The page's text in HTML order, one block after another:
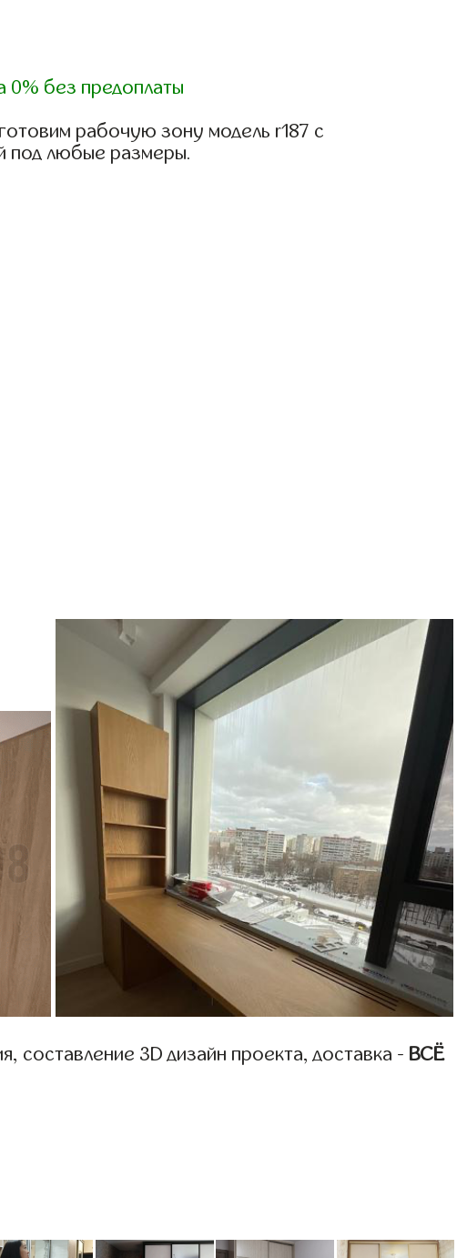
0% без предоплаты
рабочую зону модель r187 с
под любые размеры.
3D дизайн проекта, доставка - ВСЁ